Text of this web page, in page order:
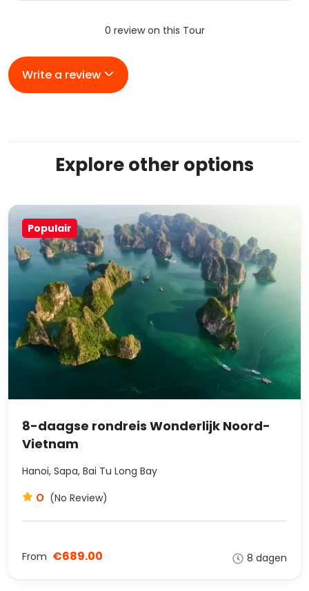
0 review on this Tour
Write a review
Explore other options
Populair
8-daagse rondreis Wonderlijk Noord-
Vietnam
Hanoi, Sapa, Bai Tu Long Bay
0 (No Review)
From €689.00 8 dagen